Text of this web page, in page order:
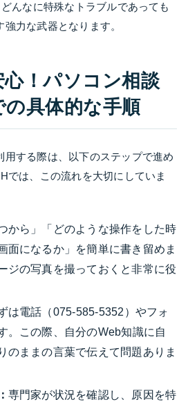
んなに特殊なトラブルであっても
力な武器となります。
！パソコン相談
具体的な手順
用する際は、以下のステップで進め
では、この流れを大切にしていま
から」「どのような操作をした時
面になるか」を簡単に書き留めま
ジの写真を撮っておくと非常に役
は電話（075-585-5352）やフォ
。この際、自分のWeb知識に自
のままの言葉で伝えて問題ありま
専門家が状況を確認し、原因を特